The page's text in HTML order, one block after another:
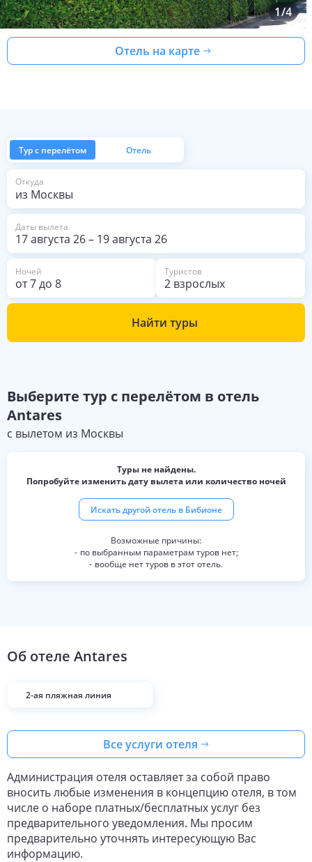
1/4
Отель на карте
Тур с перелётом Отель
Откуда
из Москвы
Даты вылета
17 августа 26– 19 августа 26
Ночей
от7до 8
Туристов
2 взрослых
Найти туры
Выберите тур с перелётом в отель
Antares
с вылетом из Москвы
Туры не найдены.
Попробуйте изменить дату вылета или количество ночей
Искать другой отель в Бибионе
по выбранным параметрам туров нет;
вообще нет туров в этот отель.
Об отеле Antares
2-ая пляжная линия
Все услуги отеля
Администрация отеля оставляет за собой право
вносить любые изменения в концепцию отеля, в том
числе о наборе платных/бесплатных услуг без
предварительного уведомления. Мы просим
предварительно уточнять интересующую Вас
информацию.